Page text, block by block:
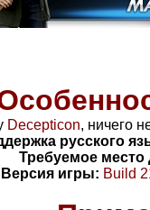
Decepticon, ничего
русского
Требуемое место
Версия игры: Build